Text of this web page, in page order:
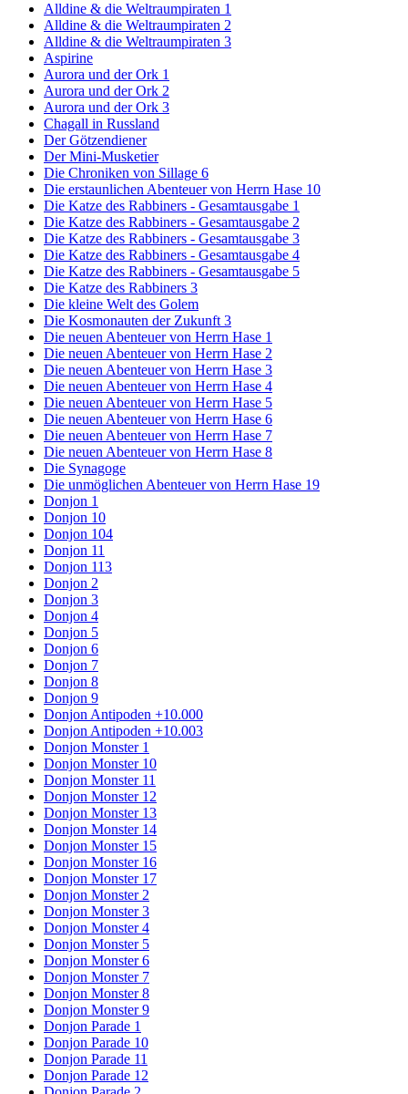
Alldine & die Weltraumpiraten 1
Alldine & die Weltraumpiraten 2
Alldine & die Weltraumpiraten 3
Aspirine
Aurora und der Ork 1
Aurora und der Ork 2
Aurora und der Ork 3
Chagall in Russland
Der Götzendiener
Der Mini-Musketier
Die Chroniken von Sillage 6
Die erstaunlichen Abenteuer von Herrn Hase 10
Die Katze des Rabbiners - Gesamtausgabe 1
Die Katze des Rabbiners - Gesamtausgabe 2
Die Katze des Rabbiners - Gesamtausgabe 3
Die Katze des Rabbiners - Gesamtausgabe 4
Die Katze des Rabbiners - Gesamtausgabe 5
Die Katze des Rabbiners 3
Die kleine Welt des Golem
Die Kosmonauten der Zukunft 3
Die neuen Abenteuer von Herrn Hase 1
Die neuen Abenteuer von Herrn Hase 2
Die neuen Abenteuer von Herrn Hase 3
Die neuen Abenteuer von Herrn Hase 4
Die neuen Abenteuer von Herrn Hase 5
Die neuen Abenteuer von Herrn Hase 6
Die neuen Abenteuer von Herrn Hase 7
Die neuen Abenteuer von Herrn Hase 8
Die Synagoge
Die unmöglichen Abenteuer von Herrn Hase 19
Donjon 1
Donjon 10
Donjon 104
Donjon 11
Donjon 113
Donjon 2
Donjon 3
Donjon 4
Donjon 5
Donjon 6
Donjon 7
Donjon 8
Donjon 9
Donjon Antipoden +10.000
Donjon Antipoden +10.003
Donjon Monster 1
Donjon Monster 10
Donjon Monster 11
Donjon Monster 12
Donjon Monster 13
Donjon Monster 14
Donjon Monster 15
Donjon Monster 16
Donjon Monster 17
Donjon Monster 2
Donjon Monster 3
Donjon Monster 4
Donjon Monster 5
Donjon Monster 6
Donjon Monster 7
Donjon Monster 8
Donjon Monster 9
Donjon Parade 1
Donjon Parade 10
Donjon Parade 11
Donjon Parade 12